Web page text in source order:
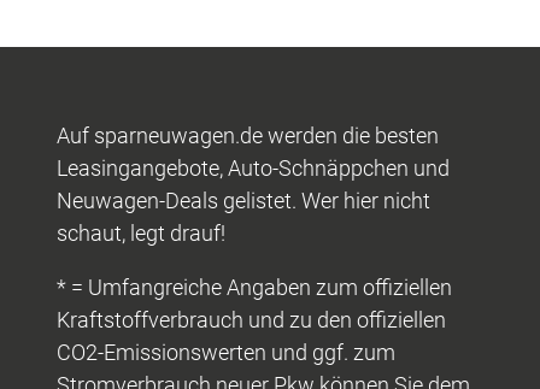
Auf sparneuwagen.de werden die besten
Leasingangebote, Auto-Schnäppchen und
Neuwagen-Deals gelistet. Wer hier nicht
schaut, legt drauf!
* = Umfangreiche Angaben zum offiziellen
Kraftstoffverbrauch und zu den offiziellen
CO2-Emissionswerten und ggf. zum